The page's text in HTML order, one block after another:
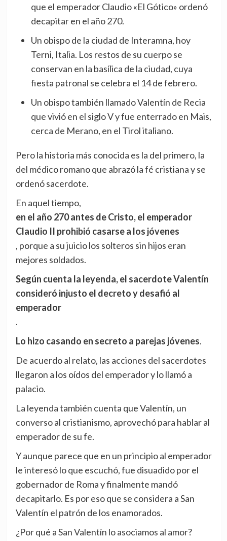
que el emperador Claudio «El Gótico» ordenó
decapitar en el año 270.
Un obispo de la ciudad de Interamna, hoy
Terni, Italia. Los restos de su cuerpo se
conservan en la basílica de la ciudad, cuya
fiesta patronal se celebra el 14 de febrero.
Un obispo también llamado Valentín de Recia
que vivió en el siglo V y fue enterrado en Mais,
cerca de Merano, en el Tirol italiano.
Pero la historia más conocida es la del primero, la
del médico romano que abrazó la fé cristiana y se
ordenó sacerdote.
En aquel tiempo,
en el año 270 antes de Cristo, el emperador
Claudio II prohibió casarse a los jóvenes
, porque a su juicio los solteros sin hijos eran
mejores soldados.
Según cuenta la leyenda, el sacerdote Valentín
consideró injusto el decreto y desafió al
emperador
.
Lo hizo casando en secreto a parejas jóvenes.
De acuerdo al relato, las acciones del sacerdotes
llegaron a los oídos del emperador y lo llamó a
palacio.
La leyenda también cuenta que Valentín, un
converso al cristianismo, aprovechó para hablar al
emperador de su fe.
Y aunque parece que en un principio al emperador
le interesó lo que escuchó, fue disuadido por el
gobernador de Roma y finalmente mandó
decapitarlo. Es por eso que se considera a San
Valentín el patrón de los enamorados.
¿Por qué a San Valentín lo asociamos al amor?